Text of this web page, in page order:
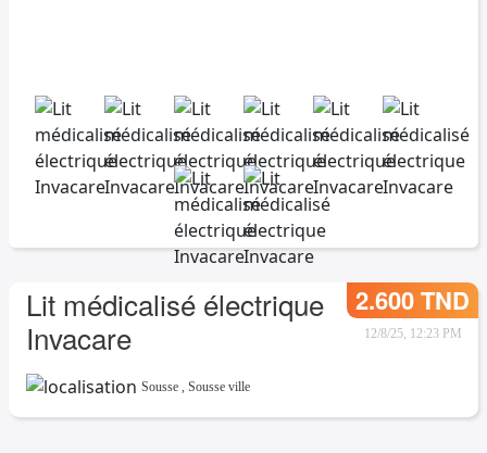
Lit médicalisé électrique
Invacare
2.600 TND
12/8/25, 12:23 PM
Sousse , Sousse ville